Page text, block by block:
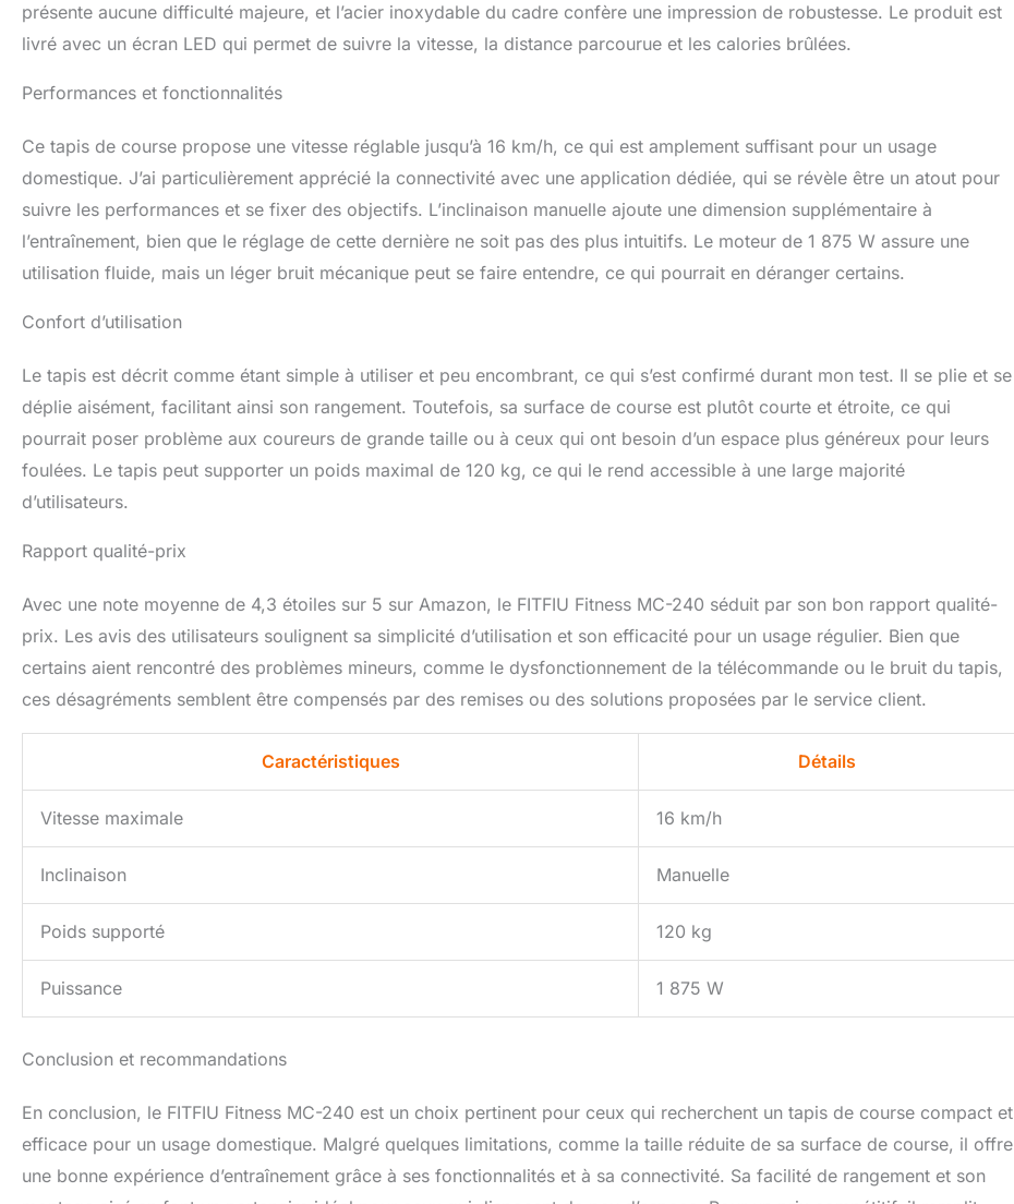
présente aucune difficulté majeure, et l’acier inoxydable du cadre confère une impression de robustesse. Le produit est
livré avec un écran LED qui permet de suivre la vitesse, la distance parcourue et les calories brûlées.
Performances et fonctionnalités
Ce tapis de course propose une vitesse réglable jusqu’à 16 km/h, ce qui est amplement suffisant pour un usage
domestique. J’ai particulièrement apprécié la connectivité avec une application dédiée, qui se révèle être un atout pour
suivre les performances et se fixer des objectifs. L’inclinaison manuelle ajoute une dimension supplémentaire à
l’entraînement, bien que le réglage de cette dernière ne soit pas des plus intuitifs. Le moteur de 1 875 W assure une
utilisation fluide, mais un léger bruit mécanique peut se faire entendre, ce qui pourrait en déranger certains.
Confort d’utilisation
Le tapis est décrit comme étant simple à utiliser et peu encombrant, ce qui s’est confirmé durant mon test. Il se plie et se
déplie aisément, facilitant ainsi son rangement. Toutefois, sa surface de course est plutôt courte et étroite, ce qui
pourrait poser problème aux coureurs de grande taille ou à ceux qui ont besoin d’un espace plus généreux pour leurs
foulées. Le tapis peut supporter un poids maximal de 120 kg, ce qui le rend accessible à une large majorité
d’utilisateurs.
Rapport qualité-prix
Avec une note moyenne de 4,3 étoiles sur 5 sur Amazon, le FITFIU Fitness MC-240 séduit par son bon rapport qualité-
prix. Les avis des utilisateurs soulignent sa simplicité d’utilisation et son efficacité pour un usage régulier. Bien que
certains aient rencontré des problèmes mineurs, comme le dysfonctionnement de la télécommande ou le bruit du tapis,
ces désagréments semblent être compensés par des remises ou des solutions proposées par le service client.
Caractéristiques Détails
Vitesse maximale 16 km/h
Inclinaison Manuelle
Poids supporté 120 kg
Puissance 1 875 W
Conclusion et recommandations
En conclusion, le FITFIU Fitness MC-240 est un choix pertinent pour ceux qui recherchent un tapis de course compact et
efficace pour un usage domestique. Malgré quelques limitations, comme la taille réduite de sa surface de course, il offre
une bonne expérience d’entraînement grâce à ses fonctionnalités et à sa connectivité. Sa facilité de rangement et son